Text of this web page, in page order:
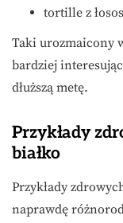
tortille z
Taki urozmaicony
bardziej
dłuższą metę.
Przykłady
białko
Przykłady
naprawdę